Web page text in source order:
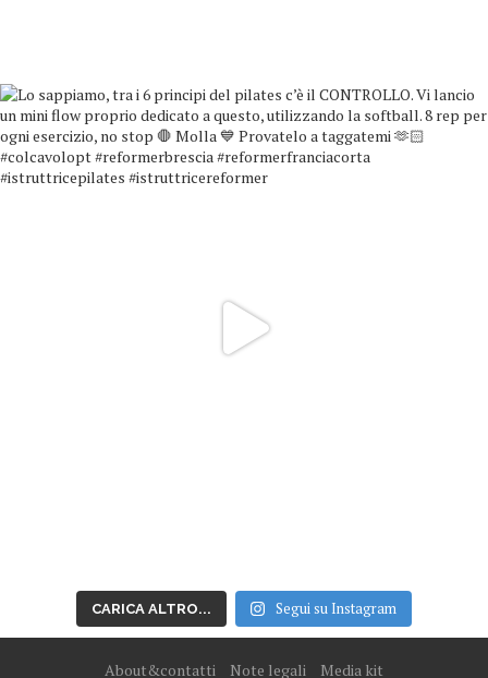
CARICA ALTRO... Segui su Instagram
About&contatti Note legali Media kit